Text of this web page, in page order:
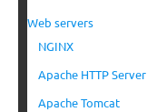
Web servers
NGINX
Apache HTTP Server
Apache Tomcat